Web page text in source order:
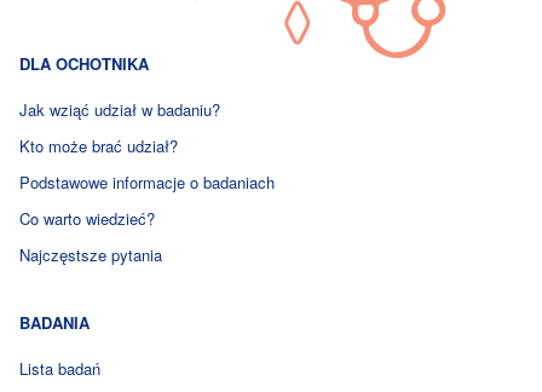
DLA OCHOTNIKA
Jak wziąć udział w badaniu?
Kto może brać udział?
Podstawowe informacje o badaniach
Co warto wiedzieć?
Najczęstsze pytania
BADANIA
Lista badań